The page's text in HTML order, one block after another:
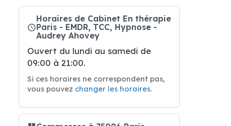
Horaires de Cabinet En thérapie
Paris - EMDR, TCC, Hypnose -
Audrey Ahovey
Ouvert du lundi au samedi de
09:00 à 21:00.
Si ces horaires ne correspondent pas,
vous pouvez changer les horaires.